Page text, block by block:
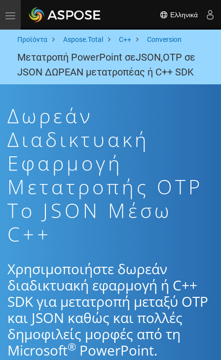
Toggle navigation Ελληνικά
Προϊόντα Aspose.Total C++ Conversion
Μετατροπή PowerPoint σεJSON,OTP σε
JSON ΔΩΡΕΑΝ μετατροπέας ή C++ SDK
Δωρεάν
Διαδικτυακή
Εφαρμογή
Μετατροπής OTP
To JSON Μέσω
C++
Χρησιμοποιήστε δωρεάν
διαδικτυακή εφαρμογή ή C++
SDK για μετατροπή μεταξύ OTP
και JSON καθώς και πολλές
δημοφιλείς μορφές από τη
Microsoft® PowerPoint.